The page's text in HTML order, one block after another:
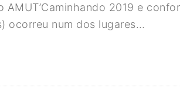
2019 e
ocorreu num dos lugares…